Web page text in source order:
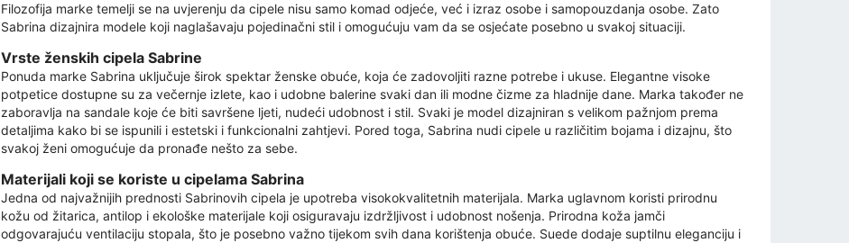
Filozofija marke temelji se na uvjerenju da cipele nisu samo komad odjeće, već i izraz osobe i samopouzdanja osobe. Zato
Sabrina dizajnira modele koji naglašavaju pojedinačni stil i omogućuju vam da se osjećate posebno u svakoj situaciji.
Vrste ženskih cipela Sabrine
Ponuda marke Sabrina uključuje širok spektar ženske obuće, koja će zadovoljiti razne potrebe i ukuse. Elegantne visoke
potpetice dostupne su za večernje izlete, kao i udobne balerine svaki dan ili modne čizme za hladnije dane. Marka također ne
zaboravlja na sandale koje će biti savršene ljeti, nudeći udobnost i stil. Svaki je model dizajniran s velikom pažnjom prema
detaljima kako bi se ispunili i estetski i funkcionalni zahtjevi. Pored toga, Sabrina nudi cipele u različitim bojama i dizajnu, što
svakoj ženi omogućuje da pronađe nešto za sebe.
Materijali koji se koriste u cipelama Sabrina
Jedna od najvažnijih prednosti Sabrinovih cipela je upotreba visokokvalitetnih materijala. Marka uglavnom koristi prirodnu
kožu od žitarica, antilop i ekološke materijale koji osiguravaju izdržljivost i udobnost nošenja. Prirodna koža jamči
odgovarajuću ventilaciju stopala, što je posebno važno tijekom svih dana korištenja obuće. Suede dodaje suptilnu eleganciju i